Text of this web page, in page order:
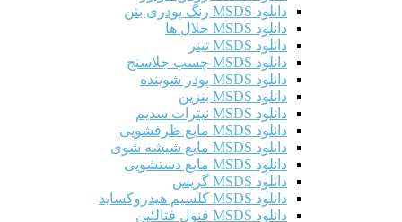
دانلود MSDS رنگ پودری بتن
دانلود MSDS حلال ها
دانلود MSDS تینر
دانلود MSDS چسب جلاسنج
دانلود MSDS پودر شوینده
دانلود MSDS بنزین
دانلود MSDS نیترات سدیم
دانلود MSDS مایع ظرفشویی
دانلود MSDS مایع شیشه شوی
دانلود MSDS مایع دستشویی
دانلود MSDS گریس
دانلود MSDS کلسیم هیدروکساید
دانلود MSDS فنول فتالئین